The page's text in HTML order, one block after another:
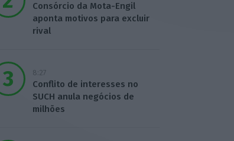
Consórcio da Mota-Engil
aponta motivos para excluir
rival
8:27
Conflito de interesses no
SUCH anula negócios de
milhões